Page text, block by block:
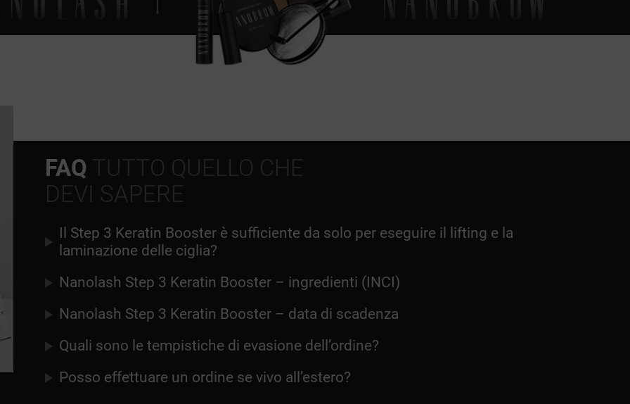
FAQ TUTTO QUELLO CHE
DEVI SAPERE
Il Step 3 Keratin Booster è sufficiente da solo per eseguire il lifting e la
laminazione delle ciglia?
Nanolash Step 3 Keratin Booster – ingredienti (INCI)
Nanolash Step 3 Keratin Booster – data di scadenza
Quali sono le tempistiche di evasione dell’ordine?
Posso effettuare un ordine se vivo all’estero?